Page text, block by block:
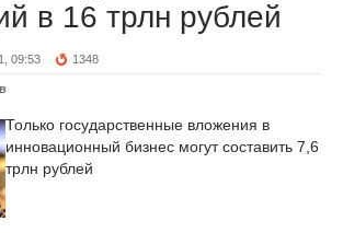
в 16 трлн рублей
09:53 1348
Только государственные вложения в
инновационный бизнес могут составить 7,6
трлн рублей